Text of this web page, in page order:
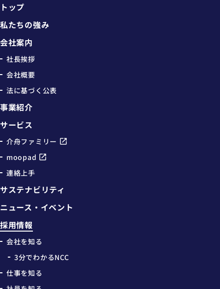
トップ
私たちの強み
会社案内
社長挨拶
会社概要
法に基づく公表
事業紹介
サービス
介舟ファミリー
moopad
連絡上手
サステナビリティ
ニュース・イベント
採用情報
会社を知る
3分でわかるNCC
仕事を知る